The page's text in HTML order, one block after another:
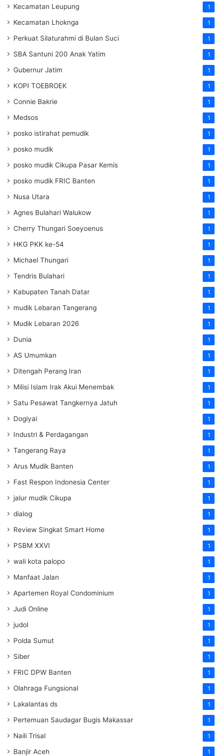
Kecamatan Leupung 1
Kecamatan Lhoknga 1
Perkuat Silaturahmi di Bulan Suci 1
SBA Santuni 200 Anak Yatim 1
Gubernur Jatim 1
KOPI TOEBROEK 1
Connie Bakrie 1
Medsos 1
posko istirahat pemudik 1
posko mudik 1
posko mudik Cikupa Pasar Kemis 1
posko mudik FRIC Banten 1
Nusa Utara 1
Agnes Bulahari Walukow 1
Cherry Thungari Soeyoenus 1
HKG PKK ke-54 1
Michael Thungari 1
Tendris Bulahari 1
Kabupaten Tanah Datar 1
mudik Lebaran Tangerang 1
Mudik Lebaran 2026 1
Dunia 1
AS Umumkan 1
Ditengah Perang Iran 1
Milisi Islam Irak Akui Menembak 1
Satu Pesawat Tangkernya Jatuh 1
Dogiyai 1
Industri & Perdagangan 1
Tangerang Raya 1
Arus Mudik Banten 1
Fast Respon Indonesia Center 1
jalur mudik Cikupa 1
dialog 1
Review Singkat Smart Home 1
PSBM XXVI 1
wali kota palopo 1
Manfaat Jalan 1
Apartemen Royal Condominium 1
Judi Online 1
judol 1
Polda Sumut 1
Siber 1
FRIC DPW Banten 1
Olahraga Fungsional 1
Lakalantas ds 1
Pertemuan Saudagar Bugis Makassar 1
Naili Trisal 1
Banjir Aceh 1